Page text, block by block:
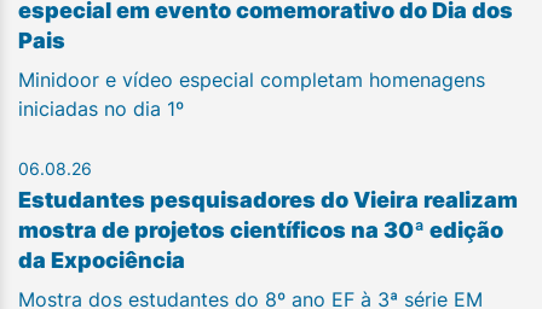
especial em evento comemorativo do Dia dos
Pais
Minidoor e vídeo especial completam homenagens
iniciadas no dia 1º
06.08.26
Estudantes pesquisadores do Vieira realizam
mostra de projetos científicos na 30ª edição
da Expociência
Mostra dos estudantes do 8º ano EF à 3ª série EM